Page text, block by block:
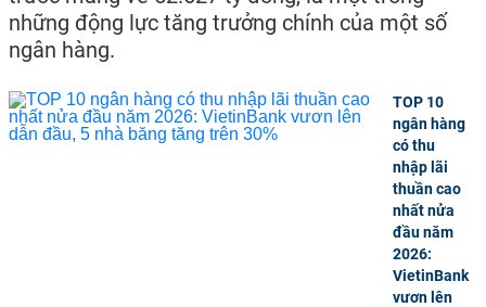
những động lực tăng trưởng chính của một số
ngân hàng.
TOP 10
ngân hàng
có thu
nhập lãi
thuần cao
nhất nửa
đầu năm
2026:
VietinBank
vươn lên